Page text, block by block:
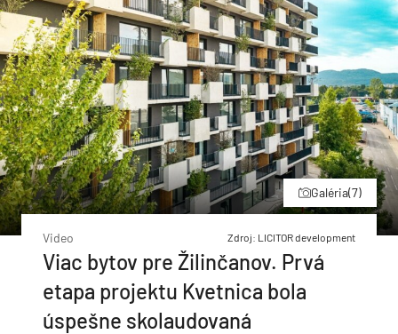
Galéria(7)
Video Zdroj: LICITOR development
Viac bytov pre Žilinčanov. Prvá
etapa projektu Kvetnica bola
úspešne skolaudovaná